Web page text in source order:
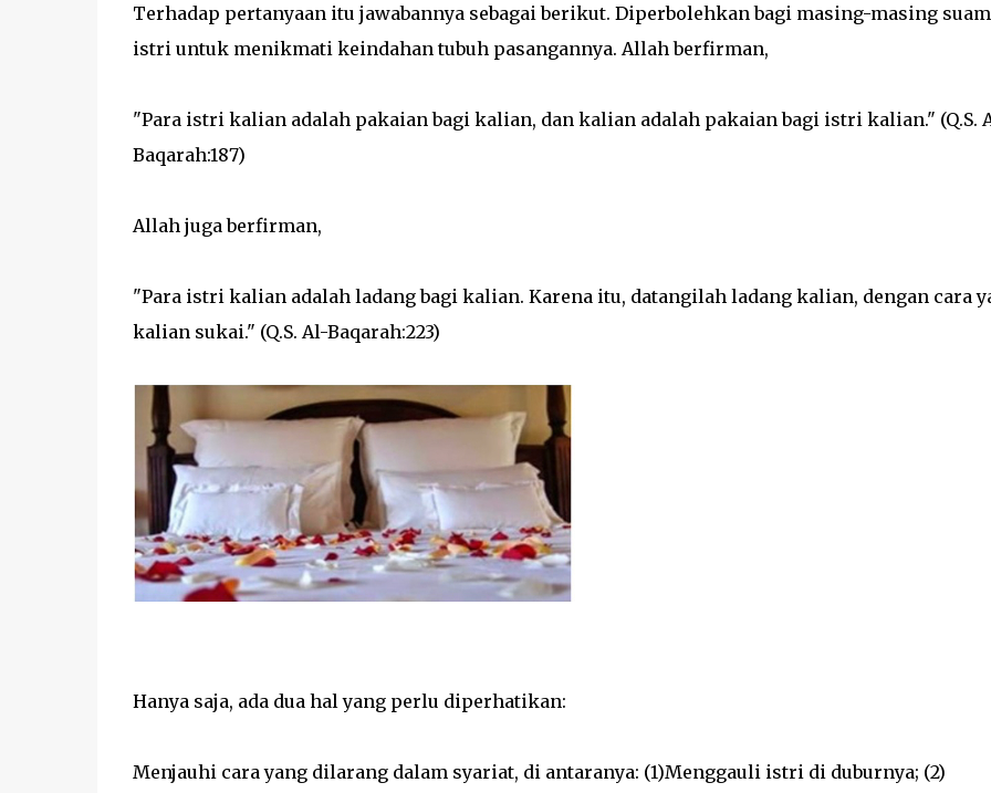
Terhadap pertanyaan itu jawabannya sebagai berikut. Diperbolehkan bagi masing-masing
istri untuk menikmati keindahan tubuh pasangannya. Allah berfirman,
"Para istri kalian adalah pakaian bagi kalian, dan kalian adalah pakaian bagi istri kalian." (Q.S.
Baqarah:187)
Allah juga berfirman,
"Para istri kalian adalah ladang bagi kalian. Karena itu, datangilah ladang kalian, dengan cara
kalian sukai." (Q.S. Al-Baqarah:223)
Hanya saja, ada dua hal yang perlu diperhatikan:
Menjauhi cara yang dilarang dalam syariat, di antaranya: (1)Menggauli istri di duburnya; (2)